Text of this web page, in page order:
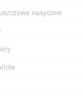
nasycone